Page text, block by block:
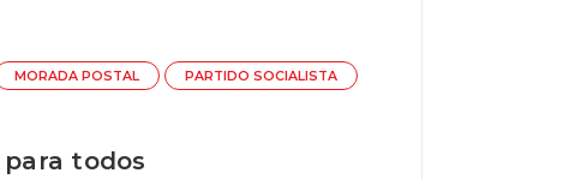
MORADA POSTAL PARTIDO SOCIALISTA
todos